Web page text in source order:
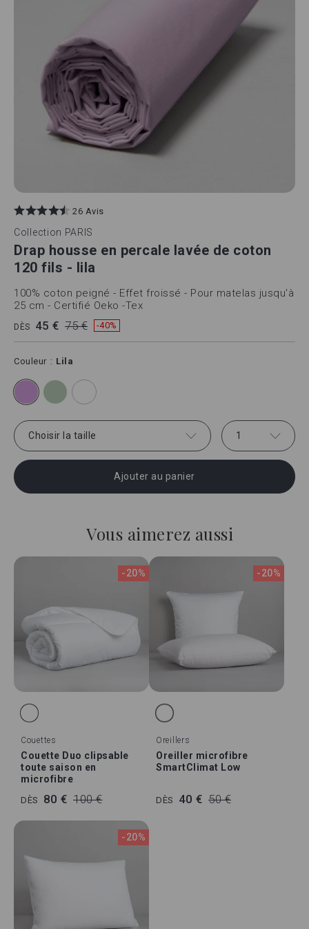
26 Avis
Collection PARIS
Drap housse en percale lavée de coton
120 fils - lila
100% coton peigné - Effet froissé - Pour matelas jusqu'à
25 cm - Certifié Oeko -Tex
DÈS 45 € 75 € -40%
Couleur Lila
Choisir la taille 1
Ajouter au panier
Vous aimerez aussi
-20%
Couettes
Couette Duo clipsable
toute saison en
microfibre
DÈS 80 € 100 €
-20%
Oreillers
Oreiller microfibre
SmartClimat Low
DÈS 40 € 50 €
-20%